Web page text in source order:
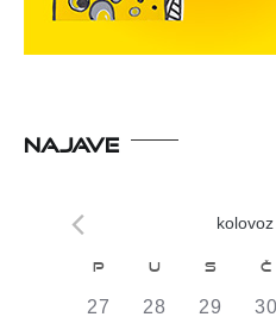
NAJAVE
Kalendar
P U S Č
0
27
0
28
0
29
0
30